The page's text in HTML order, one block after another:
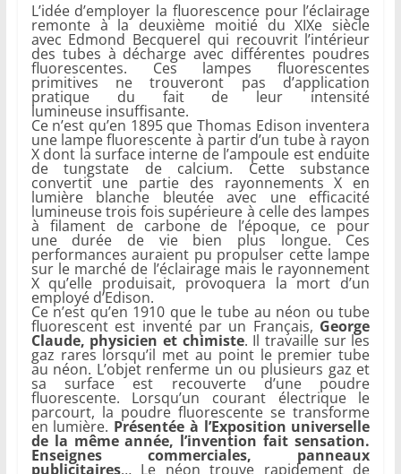
L’idée d’employer la fluorescence pour l’éclairage
remonte à la deuxième moitié du XIXe siècle
avec Edmond Becquerel qui recouvrit l’intérieur
des tubes à décharge avec différentes poudres
fluorescentes. Ces lampes fluorescentes
primitives ne trouveront pas d’application
pratique du fait de leur intensité
lumineuse insuffisante.
Ce n’est qu’en 1895 que Thomas Edison inventera
une lampe fluorescente à partir d’un tube à rayon
X dont la surface interne de l’ampoule est enduite
de tungstate de calcium. Cette substance
convertit une partie des rayonnements X en
lumière blanche bleutée avec une efficacité
lumineuse trois fois supérieure à celle des lampes
à filament de carbone de l’époque, ce pour
une durée de vie bien plus longue. Ces
performances auraient pu propulser cette lampe
sur le marché de l’éclairage mais le rayonnement
X qu’elle produisait, provoquera la mort d’un
employé d’Edison.
Ce n’est qu’en 1910 que le tube au néon ou tube
fluorescent est inventé par un Français, George
Claude, physicien et chimiste. Il travaille sur les
gaz rares lorsqu’il met au point le premier tube
au néon. L’objet renferme un ou plusieurs gaz et
sa surface est recouverte d’une poudre
fluorescente. Lorsqu’un courant électrique le
parcourt, la poudre fluorescente se transforme
en lumière. Présentée à l’Exposition universelle
de la même année, l’invention fait sensation.
Enseignes commerciales, panneaux
publicitaires… Le néon trouve rapidement de